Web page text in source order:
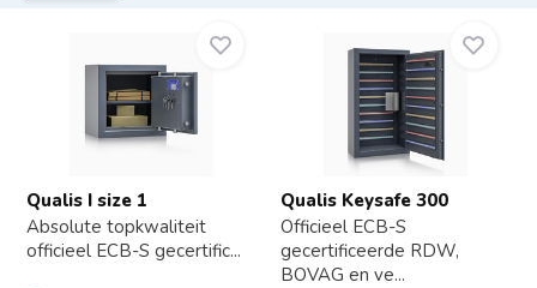
Qualis I size 1
Absolute topkwaliteit
officieel ECB-S gecertific...
Qualis Keysafe 300
Officieel ECB-S
gecertificeerde RDW,
BOVAG en ve...